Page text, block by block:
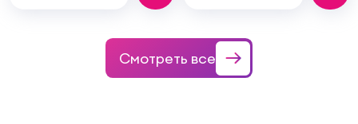
Смотреть все